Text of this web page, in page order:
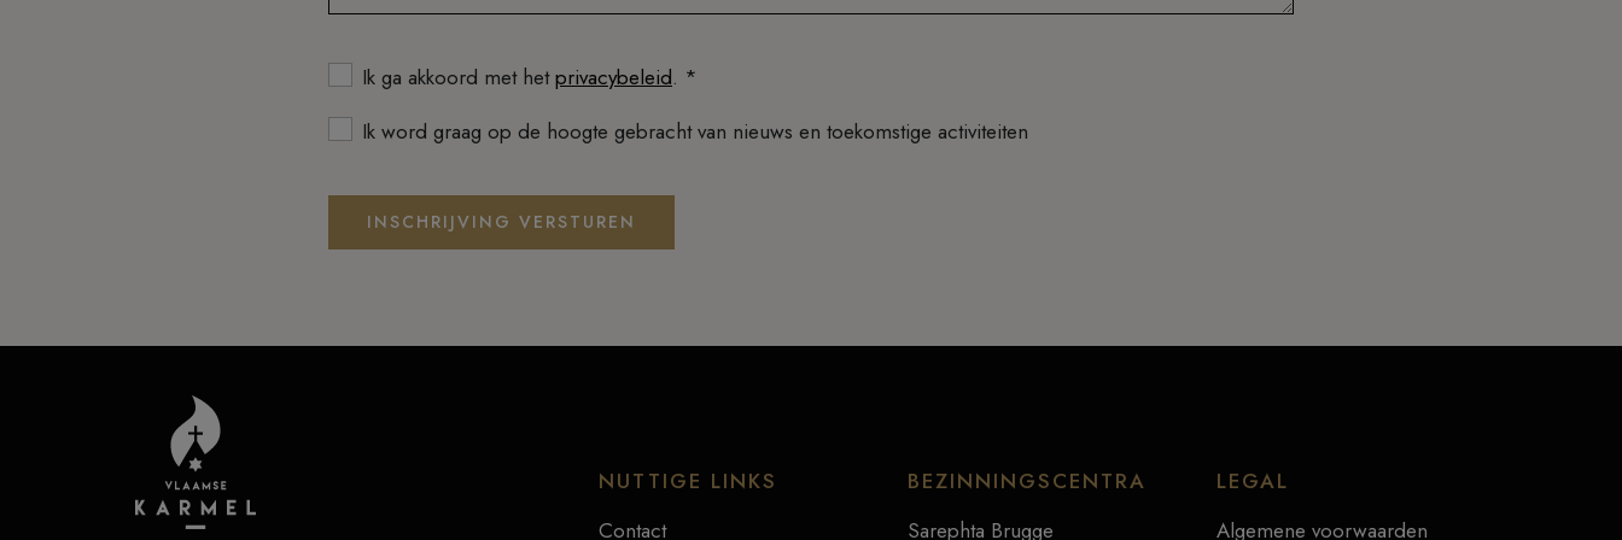
Ik ga akkoord met hetprivacybeleid. *
Ik word graag op de hoogte gebracht van nieuws en toekomstige activiteiten
INSCHRIJVING VERSTUREN
NUTTIGE LINKS
Contact
BEZINNINGSCENTRA
Sarephta Brugge
LEGAL
Algemene voorwaarden